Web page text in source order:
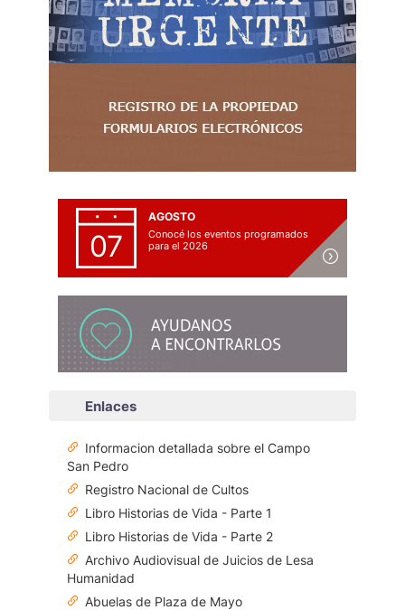
07
AGOSTO
Conocé los eventos programados
para el 2026
Enlaces
Informacion detallada sobre el Campo
San Pedro
Registro Nacional de Cultos
Libro Historias de Vida - Parte 1
Libro Historias de Vida - Parte 2
Archivo Audiovisual de Juicios de Lesa
Humanidad
Abuelas de Plaza de Mayo